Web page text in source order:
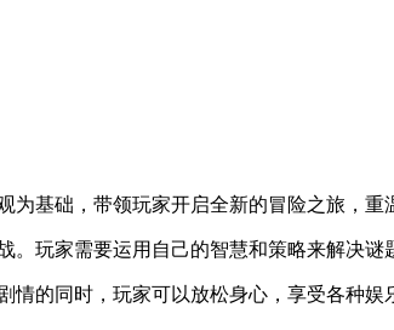
为基础，带领玩家开启全新的冒险之旅，重
玩家需要运用自己的智慧和策略来解决谜
的同时，玩家可以放松身心，享受各种娱